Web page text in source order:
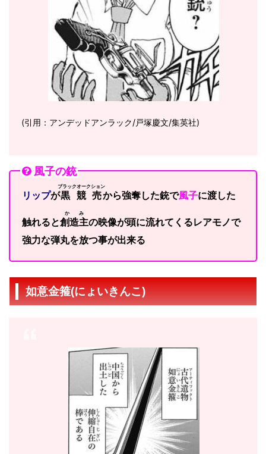
(引用：アンデッドアンラック/戸塚慶文/集英社)
風子の銃
リップが黒競売
ブラックオークション
から強奪した銃で風子に渡した
触れると創造主
かみ
の映像が頭に流れてくるレアモノで
強力な弾丸を放つ事が出来る
如意金箍(にょいきんこ)